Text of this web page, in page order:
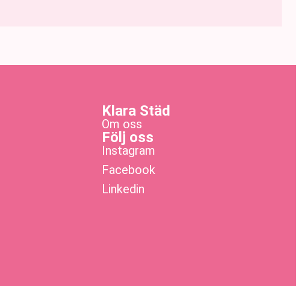
Klara Städ
Om oss
Följ oss
Instagram
Facebook
Linkedin